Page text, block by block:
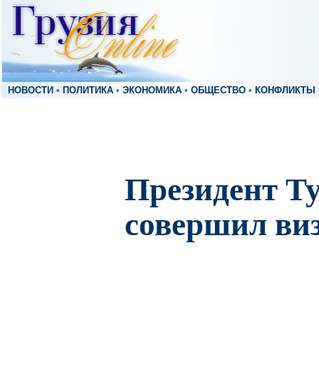
НОВОСТИ • ПОЛИТИКА • ЭКОНОМИКА • ОБЩЕСТВО • КОНФЛИКТЫ
Президент
совершил